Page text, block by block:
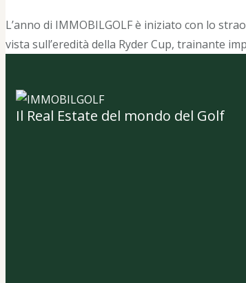
L’anno di IMMOBILGOLF è iniziato con lo
vista sull’eredità della Ryder Cup, trainante
Il Real Estate del mondo del Golf